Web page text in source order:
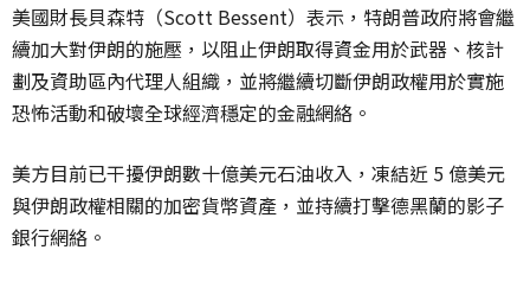
美國財長貝森特（Scott Bessent）表示，特朗普政府將會繼
續加大對伊朗的施壓，以阻止伊朗取得資金用於武器、核計
劃及資助區內代理人組織，並將繼續切斷伊朗政權用於實施
恐怖活動和破壞全球經濟穩定的金融網絡。
美方目前已干擾伊朗數十億美元石油收入，凍結近 5 億美元
與伊朗政權相關的加密貨幣資產，並持續打擊德黑蘭的影子
銀行網絡。